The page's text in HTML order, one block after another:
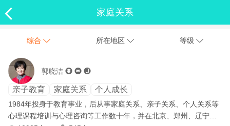
 家庭关系
综合  所在地区  等级 
郭晓洁   
亲子教育 家庭关系 个人成长
1984年投身于教育事业，后从事家庭关系、亲子关系、个人关系等
心理课程培训与心理咨询等工作数十年，并在北京、郑州、辽宁、